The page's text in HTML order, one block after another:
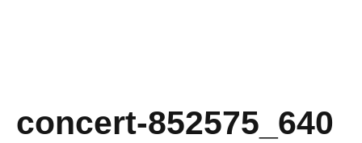
concert-852575_640